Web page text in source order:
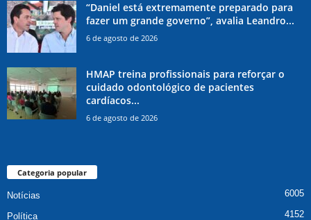
“Daniel está extremamente preparado para
fazer um grande governo”, avalia Leandro...
6 de agosto de 2026
HMAP treina profissionais para reforçar o
cuidado odontológico de pacientes
cardíacos...
6 de agosto de 2026
Categoria popular
Notícias 6005
Política 4152